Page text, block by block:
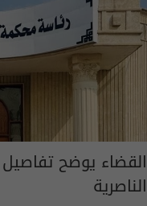
القضاء يوضح
الناصرية